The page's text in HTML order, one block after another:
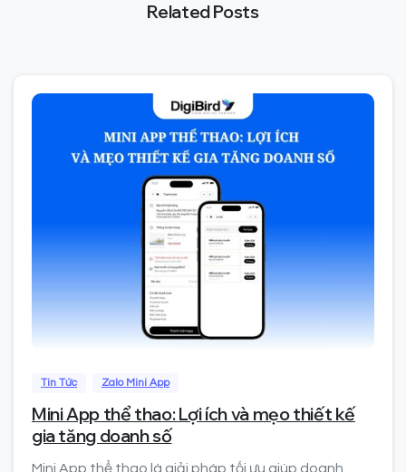
Related Posts
Tin Tức Zalo Mini App
Mini App thể thao: Lợi ích và mẹo thiết kế
gia tăng doanh số
Mini App thể thao là giải pháp tối ưu giúp doanh